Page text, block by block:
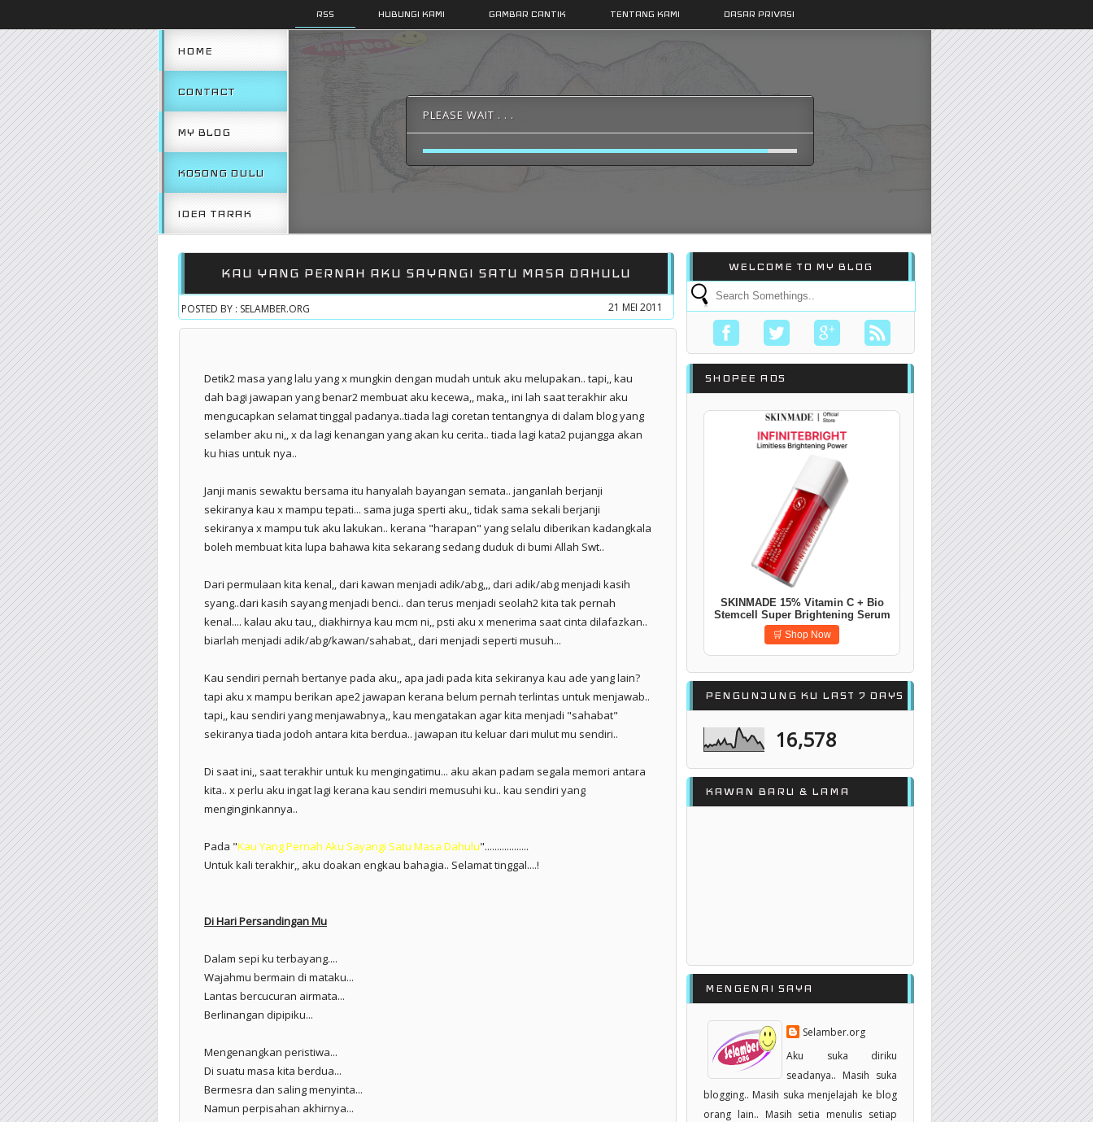
RSS HUBUNGI KAMI GAMBAR CANTIK TENTANG KAMI DASAR PRIVASI
HOME
CONTACT
MY BLOG
KOSONG DULU
IDEA TARAK
PLEASE WAIT . . .
KAU YANG PERNAH AKU SAYANGI SATU MASA DAHULU
POSTED BY : SELAMBER.ORG 21 MEI 2011
Detik2 masa yang lalu yang x mungkin dengan mudah untuk aku melupakan.. tapi,, kau
dah bagi jawapan yang benar2 membuat aku kecewa,, maka,, ini lah saat terakhir aku
mengucapkan selamat tinggal padanya..tiada lagi coretan tentangnya di dalam blog yang
selamber aku ni,, x da lagi kenangan yang akan ku cerita.. tiada lagi kata2 pujangga akan
ku hias untuk nya..
Janji manis sewaktu bersama itu hanyalah bayangan semata.. janganlah berjanji
sekiranya kau x mampu tepati... sama juga sperti aku,, tidak sama sekali berjanji
sekiranya x mampu tuk aku lakukan.. kerana "harapan" yang selalu diberikan kadangkala
boleh membuat kita lupa bahawa kita sekarang sedang duduk di bumi Allah Swt..
Dari permulaan kita kenal,, dari kawan menjadi adik/abg,,, dari adik/abg menjadi kasih
syang..dari kasih sayang menjadi benci.. dan terus menjadi seolah2 kita tak pernah
kenal.... kalau aku tau,, diakhirnya kau mcm ni,, psti aku x menerima saat cinta dilafazkan..
biarlah menjadi adik/abg/kawan/sahabat,, dari menjadi seperti musuh...
Kau sendiri pernah bertanye pada aku,, apa jadi pada kita sekiranya kau ade yang lain?
tapi aku x mampu berikan ape2 jawapan kerana belum pernah terlintas untuk menjawab..
tapi,, kau sendiri yang menjawabnya,, kau mengatakan agar kita menjadi "sahabat"
sekiranya tiada jodoh antara kita berdua.. jawapan itu keluar dari mulut mu sendiri..
Di saat ini,, saat terakhir untuk ku mengingatimu... aku akan padam segala memori antara
kita.. x perlu aku ingat lagi kerana kau sendiri memusuhi ku.. kau sendiri yang
menginginkannya..
Pada "Kau Yang Pernah Aku Sayangi Satu Masa Dahulu"..................
Untuk kali terakhir,, aku doakan engkau bahagia.. Selamat tinggal....!
Di Hari Persandingan Mu
Dalam sepi ku terbayang....
Wajahmu bermain di mataku...
Lantas bercucuran airmata...
Berlinangan dipipiku...
Mengenangkan peristiwa...
Di suatu masa kita berdua...
Bermesra dan saling menyinta...
Namun perpisahan akhirnya...
WELCOME TO MY BLOG
SHOPEE ADS
SKINMADE 15% Vitamin C + Bio
Stemcell Super Brightening Serum
(30ml)
🛒 Shop Now
PENGUNJUNG KU LAST 7 DAYS
16,578
KAWAN BARU & LAMA
MENGENAI SAYA
Selamber.org
Aku suka diriku
seadanya.. Masih suka
blogging.. Masih suka menjelajah ke blog
orang lain.. Masih setia menulis setiap